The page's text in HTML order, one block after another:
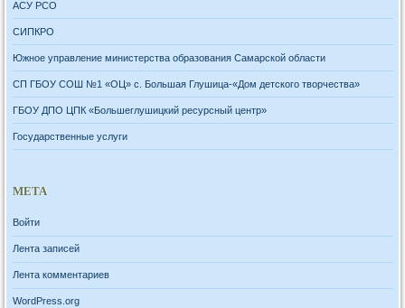
АСУ РСО
СИПКРО
Южное управление министерства образования Самарской области
СП ГБОУ СОШ №1 «ОЦ» с. Большая Глушица-«Дом детского творчества»
ГБОУ ДПО ЦПК «Большеглушицкий ресурсный центр»
Государственные услуги
МЕТА
Войти
Лента записей
Лента комментариев
WordPress.org